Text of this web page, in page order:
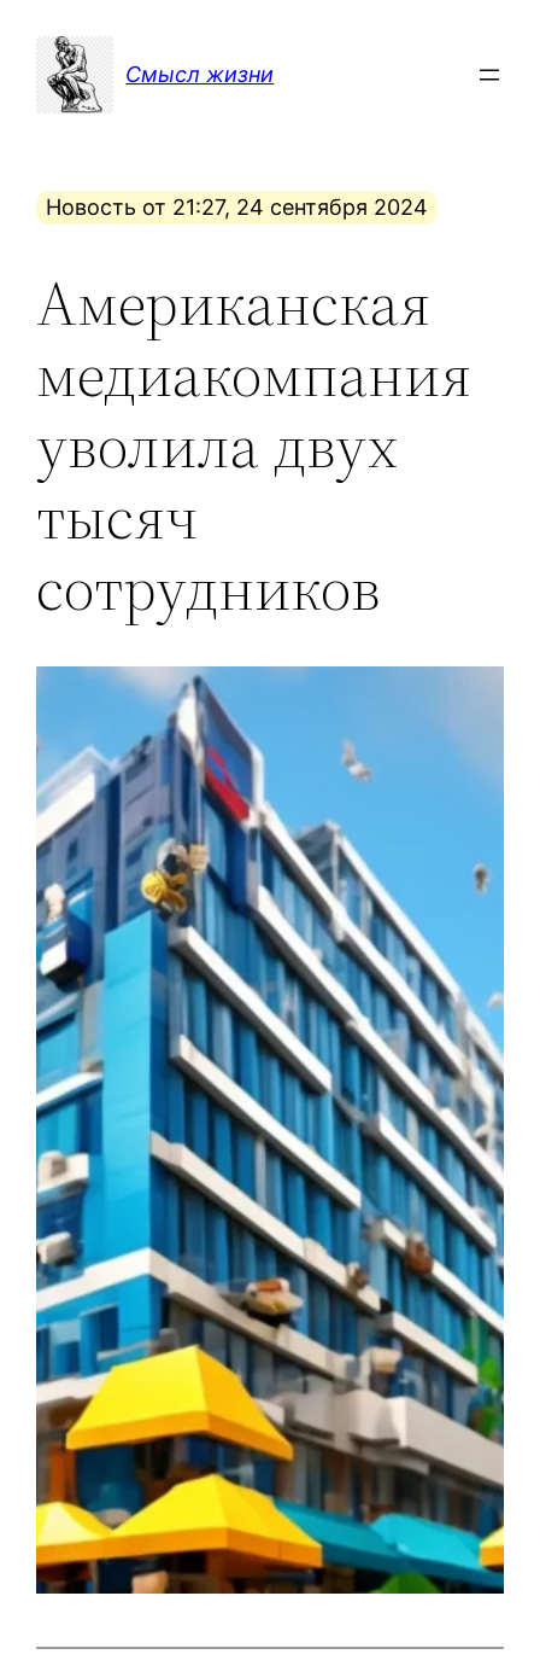
содержимому
Смысл жизни
Новость от 21:27, 24 сентября 2024
Американская
медиакомпания
уволила двух
тысяч
сотрудников